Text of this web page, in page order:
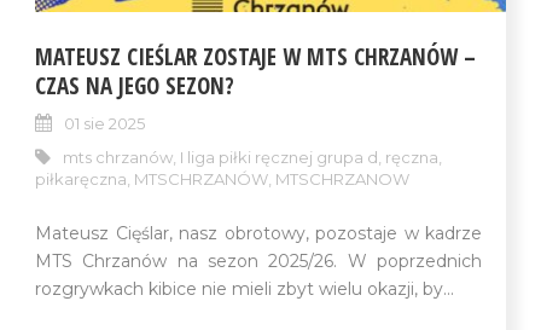
MATEUSZ CIEŚLAR ZOSTAJE W MTS CHRZANÓW –
CZAS NA JEGO SEZON?
01 sie 2025
mts chrzanów, I liga piłki ręcznej grupa d, ręczna,
piłkaręczna, MTSCHRZANÓW, MTSCHRZANOW
Mateusz Cięślar, nasz obrotowy, pozostaje w kadrze
MTS Chrzanów na sezon 2025/26. W poprzednich
rozgrywkach kibice nie mieli zbyt wielu okazji, by...